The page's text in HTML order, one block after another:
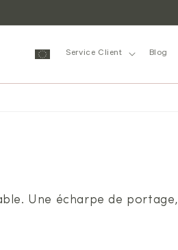
Service Client Blog
Une écharpe de portage,